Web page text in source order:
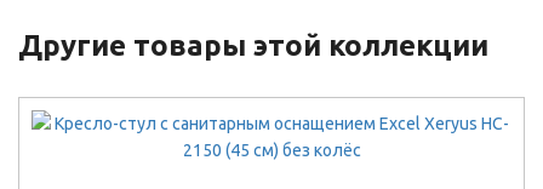
Другие товары этой коллекции